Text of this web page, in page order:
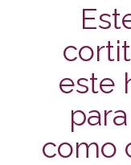
este
como